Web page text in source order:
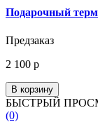
Подарочный
Предзаказ
2 100 р
В корзину
БЫСТРЫЙ
(0)